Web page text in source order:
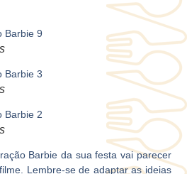
Barbie da sua festa vai parecer
Lembre-se de adaptar as ideias